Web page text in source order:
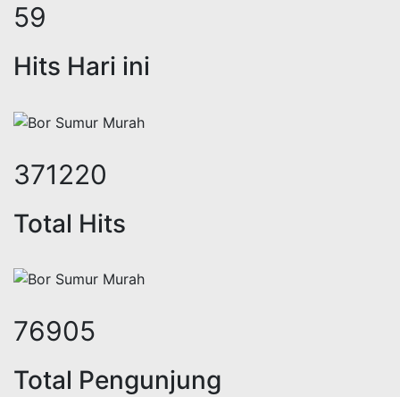
72
Hits Hari ini
456558
Total Hits
95511
Total Pengunjung